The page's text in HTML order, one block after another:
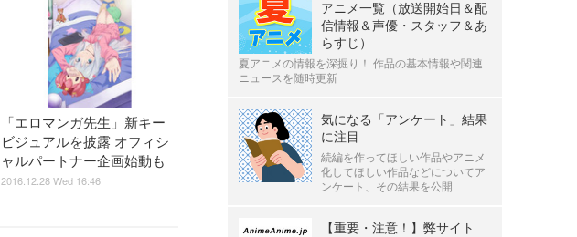
「エロマンガ先生」新キー
ビジュアルを披露 オフィシ
ャルパートナー企画始動も
2016.12.28 Wed 16:46
アニメ一覧（放送開始日＆配
信情報＆声優・スタッフ＆あ
らすじ）
夏アニメの情報を深掘り！ 作品の基本情報や関連
ニュースを随時更新
気になる「アンケート」結果
に注目
続編を作ってほしい作品やアニメ
化してほしい作品などについてア
ンケート、その結果を公開
【重要・注意！】弊サイト